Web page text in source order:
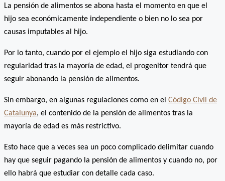
La pensión de alimentos se abona hasta el momento en que el
hijo sea económicamente independiente o bien no lo sea por
causas imputables al hijo.
Por lo tanto, cuando por el ejemplo el hijo siga estudiando con
regularidad tras la mayoría de edad, el progenitor tendrá que
seguir abonando la pensión de alimentos.
Sin embargo, en algunas regulaciones como en el Código Civil de
Catalunya, el contenido de la pensión de alimentos tras la
mayoría de edad es más restrictivo.
Esto hace que a veces sea un poco complicado delimitar cuando
hay que seguir pagando la pensión de alimentos y cuando no, por
ello habrá que estudiar con detalle cada caso.